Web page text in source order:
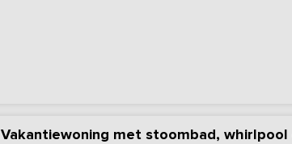
Vakantiewoning met stoombad, whirlpool